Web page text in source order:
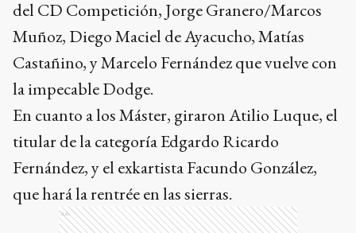
del CD Competición, Jorge Granero/Marcos
Muñoz, Diego Maciel de Ayacucho, Matías
Castañino, y Marcelo Fernández que vuelve con
la impecable Dodge.
En cuanto a los Máster, giraron Atilio Luque, el
titular de la categoría Edgardo Ricardo
Fernández, y el exkartista Facundo González,
que hará la rentrée en las sierras.
Ads